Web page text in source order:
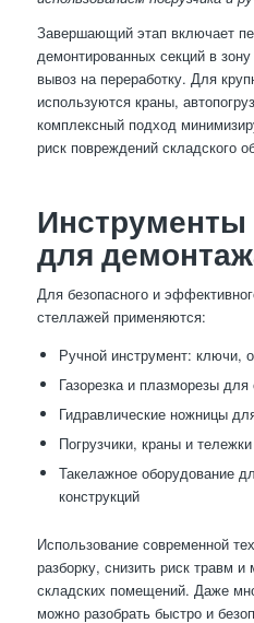
Завершающий этап включает
демонтированных секций в
вывоз на переработку. Для
используются краны,
комплексный подход
риск повреждений складского
Инструменты
для
Для безопасного и
стеллажей применяются:
Ручной инструмент: ключи,
Газорезка и плазморезы
Гидравлические ножницы
Погрузчики, краны и
Такелажное оборудование
конструкций
Использование современной
разборку, снизить риск травм
складских помещений. Даже
можно разобрать быстро и